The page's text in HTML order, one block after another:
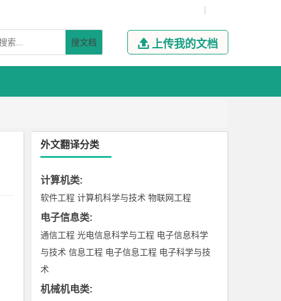
|
搜文档  上传我的文档
外文翻译分类
计算机类:
软件工程 计算机科学与技术 物联网工程
电子信息类:
通信工程 光电信息科学与工程 电子信息科学
与技术 信息工程 电子信息工程 电子科学与技
术
机械机电类: